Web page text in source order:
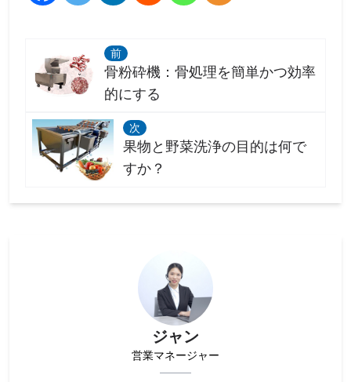
ジャン
営業マネージャー
前
骨粉砕機：骨処理を簡単かつ効率
的にする
次
果物と野菜洗浄の目的は何で
すか？